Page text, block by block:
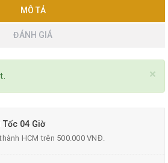
MÔ TẢ
ĐÁNH GIÁ
×
Tốc 04 Giờ
HCM trên 500.000 VNĐ.